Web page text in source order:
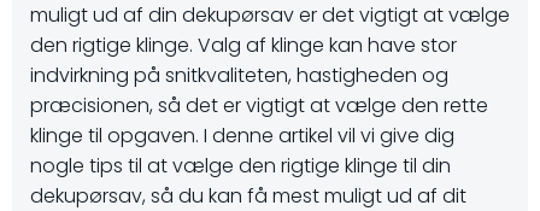
muligt ud af din dekupørsav er det vigtigt at vælge
den rigtige klinge. Valg af klinge kan have stor
indvirkning på snitkvaliteten, hastigheden og
præcisionen, så det er vigtigt at vælge den rette
klinge til opgaven. I denne artikel vil vi give dig
nogle tips til at vælge den rigtige klinge til din
dekupørsav, så du kan få mest muligt ud af dit